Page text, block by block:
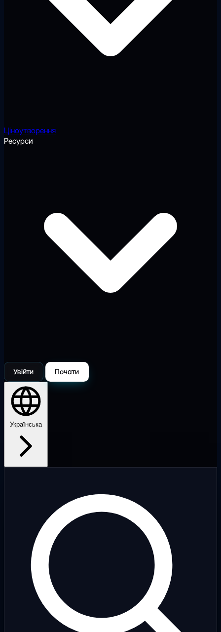
Ціноутворення
Ресурси
Увійти Почати
Українська